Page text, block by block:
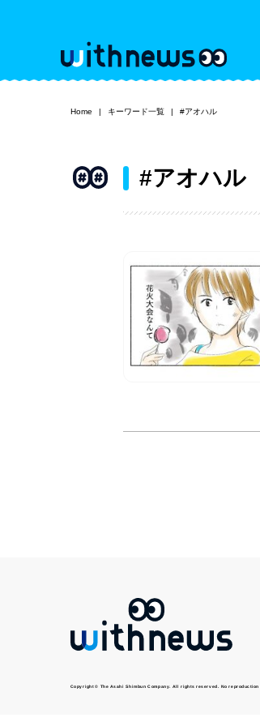
Home キーワード一覧 #アオハル
#アオハル
Copyright © The Asahi Shimbun Company. All rights reserved. No